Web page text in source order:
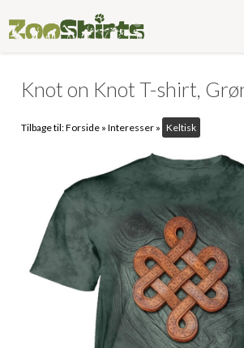
Knot on Knot T-shirt,
Tilbage til:Forside »Interesser » Keltisk